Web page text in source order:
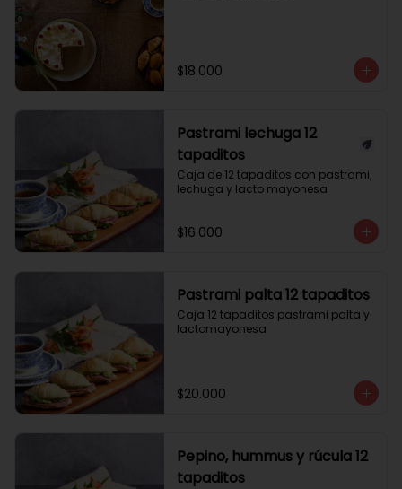
$18.000
Pastrami lechuga 12
tapaditos
Caja de 12 tapaditos con pastrami,
lechuga y lacto mayonesa
$16.000
Pastrami palta 12 tapaditos
Caja 12 tapaditos pastrami palta y
lactomayonesa
$20.000
Pepino, hummus y rúcula 12
tapaditos